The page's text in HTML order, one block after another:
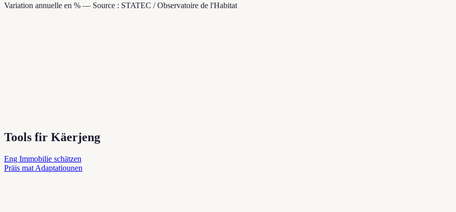
Variation annuelle en % — Source : STATEC / Observatoire de l'Habitat
Tools fir Käerjeng
Eng Immobilie schätzen
Präis mat Adaptatiounen